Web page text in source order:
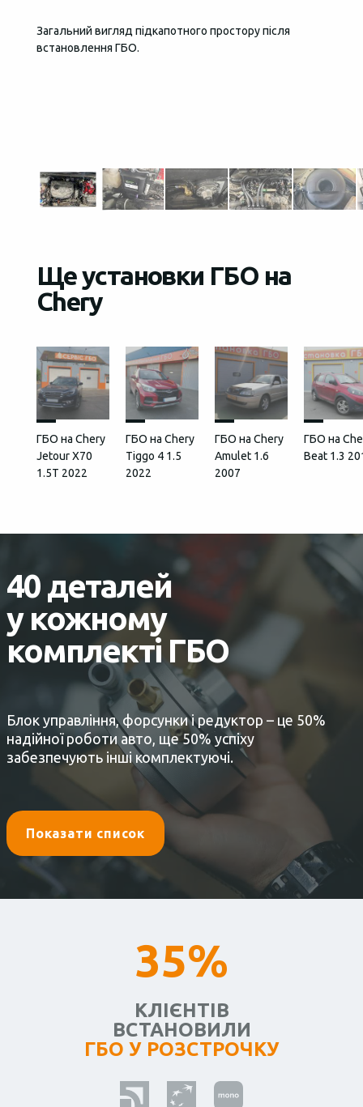
Загальний вигляд підкапотного простору після
встановлення ГБО.
Ще установки ГБО на
Chery
ГБО на Chery
Jetour Х70
1.5T 2022
ГБО на Chery
Tiggo 4 1.5
2022
ГБО на Chery
Amulet 1.6
2007
ГБО на
Beat 1.3
40 деталей
у кожному
комплекті ГБО
Блок управління, форсунки і редуктор – це 50%
надійної роботи авто, ще 50% успіху
забезпечують інші комплектуючі.
Показати список
35%
КЛІЄНТІВ
ВСТАНОВИЛИ
ГБО У РОЗСТРОЧКУ